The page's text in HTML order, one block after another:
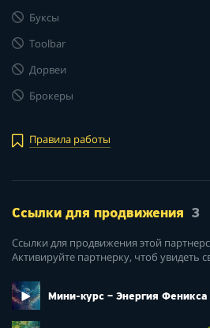
Буксы
Toolbar
Дорвеи
Брокеры
Правила работы
Ссылки для продвижения 3
Ссылки для продвижения этой
Активируйте партнерку, чтоб увидеть
Мини-курс – Энергия Феникса